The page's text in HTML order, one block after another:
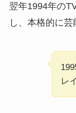
翌年1994年の
し、本格的に芸
レ